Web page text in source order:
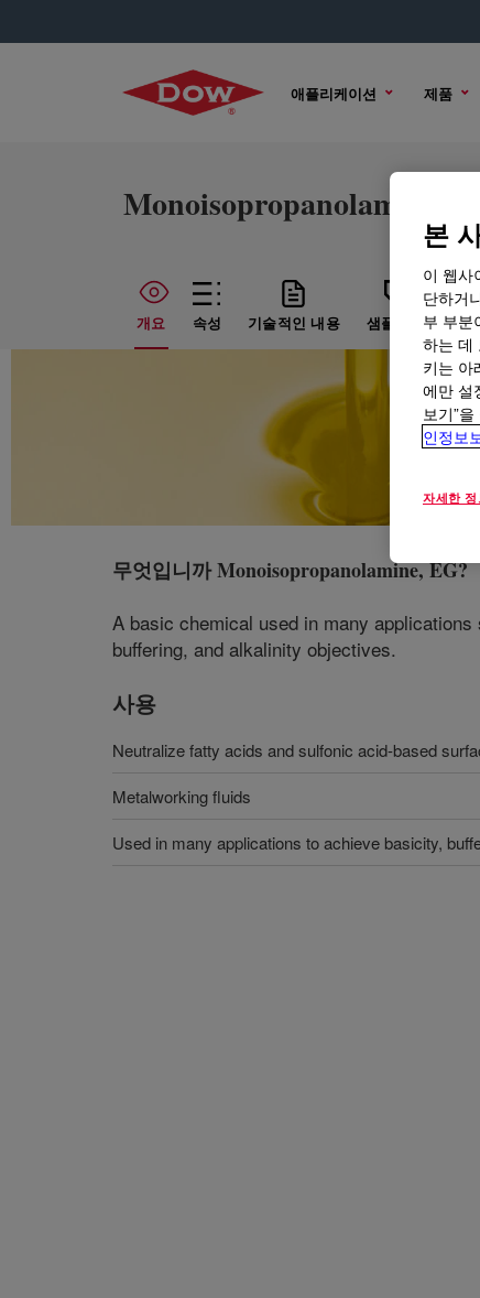
애플리케이션 제품
Monoisopropanolamine, EG
개요 속성 기술적인 내용 샘플 옵션 구
무엇입니까Monoisopropanolamine, EG?
A basic chemical used in many
buffering, and alkalinity objectives.
사용
Neutralize fatty acids and sulfonic acid-based
Metalworking fluids
Used in many applications to achieve basicity,
본
이 웹사
단하거
부 부분
하는 데
키는 아
에만 설
보기”
인정보
자세한